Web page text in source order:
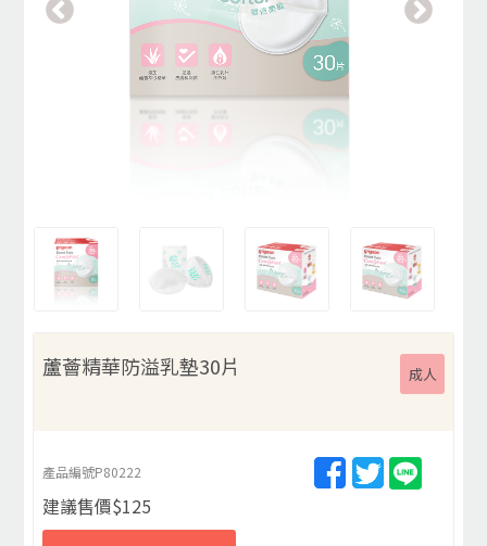
蘆薈精華防溢乳墊30片 成人
產品編號P80222
建議售價$125